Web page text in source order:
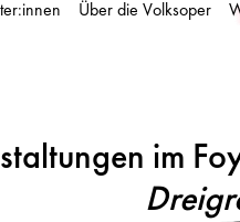
Über die Volksoper
im